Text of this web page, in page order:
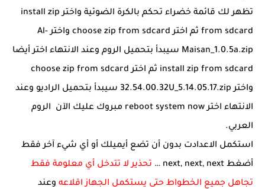
تظهر لك قائمة خضراء تحكم بالكرة الضوئية واختر install zip
from sdcard ثم اختر choose zip from sdcard واختر Al-
Maisan_1.0.5a.zip سيبدأ بتحميل الروم وعند الانتهاء اختر أيضا
install zip from sdcard ثم اختر choose zip from sdcard
واختر 32.54.00.32U_5.14.05.17.zip سيبدأ بتحميل الراديو وعند
الانتهاء اختر reboot system now مبروك عليك الآن الروم
العربي.
استكمل الاعدادت بدون أن تضع أيميلك أو أي شيء آخر فقط
أضغط next, next, next …
تحذير لا تتدخل أي معلومة فقط
تجاهل جميع الخطواط حتى يستكمل الجهاز اقلاعه وعند